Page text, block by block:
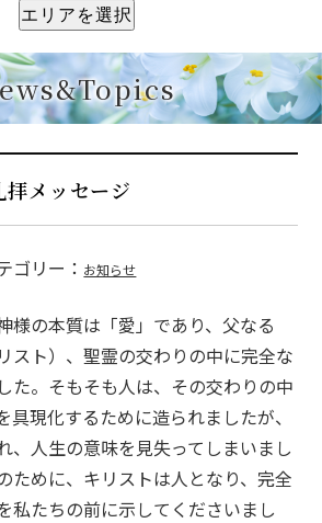
エリアを選択
メッセージ
リー： お知らせ
様の本質は「愛」であり、父なる
スト）、聖霊の交わりの中に完全な
た。そもそも人は、その交わりの中
具現化するために造られましたが、
、人生の意味を見失ってしまいまし
ために、キリストは人となり、完全
私たちの前に示してくださいまし